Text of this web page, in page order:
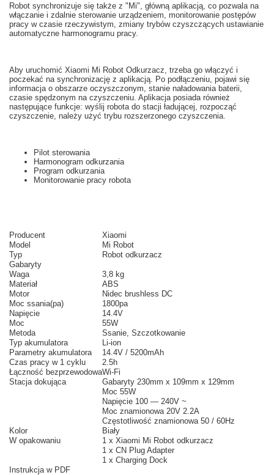
Robot synchronizuje się także z " Mi", główną aplikacją , co pozwala na
włączanie i zdalnie sterowanie urządzeniem , monitorowanie postępów
pracy w czasie rzeczywistym zmiany trybów czyszczących ustawianie
automatyczne harmonogramu pracy.
Aby uruchomić Xiaomi Mi Robot Odkurzacz, trzeba go włączyć i
poczekać na synchronizację z aplikacją. Po podłączeniu pojawi się
informacja o obszarze oczyszczonym stanie naładowania baterii
czasie spędzonym na czyszczeniu. Aplikacja posiada również
następujące funkcje: wyślij robota do stacji ładującej rozpocząć
czyszczenie , należy użyć trybu rozszerzonego czyszczenia
Pilot sterowania
Harmonogram odkurzania
Program odkurzania
Monitorowanie pracy robota
Producent
Xiaomi
Model
Mi Robot
Typ
Robot odkurzacz
Gabaryty
Waga
3,8 kg
Materiał
ABS
Motor
Nidec brushless DC
Moc ssania(pa)
1800pa
Napięcie
14.4V
Moc
55W
Metoda
Ssanie, Szczotkowanie
Typ akumulatora
Li-ion
Parametry akumulatora
14.4V / 5200mAh
Czas pracy w 1 cyklu
2.5h
Łączność bezprzewodowaWi-Fi
Stacja dokująca
Gabaryty 230mm x 109mm x 129mm
Moc 55W
Napięcie 100 — 240V ~
Moc znamionowa 20V 2.2A
Częstotliwość znamionowa 50 / 60Hz
Kolor
Biały
W opakowaniu
1 x Xiaomi Mi Robot odkurzacz
1 x CN Plug Adapter
1 x Charging Dock
Instrukcja w PDF